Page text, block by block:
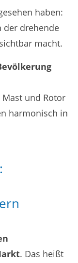
haben:
der drehende
macht.
und Rotor
harmonisch in
. Das heißt